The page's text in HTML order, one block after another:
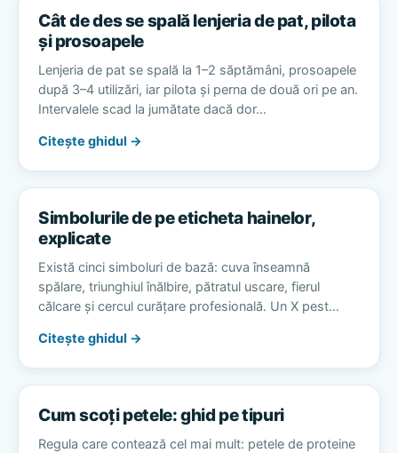
Cât de des se spală lenjeria de pat, pilota
și prosoapele
Lenjeria de pat se spală la 1–2 săptămâni, prosoapele
după 3–4 utilizări, iar pilota și perna de două ori pe an.
Intervalele scad la jumătate dacă dor…
Citește ghidul →
Simbolurile de pe eticheta hainelor,
explicate
Există cinci simboluri de bază: cuva înseamnă
spălare, triunghiul înălbire, pătratul uscare, fierul
călcare și cercul curățare profesională. Un X pest…
Citește ghidul →
Cum scoți petele: ghid pe tipuri
Regula care contează cel mai mult: petele de proteine